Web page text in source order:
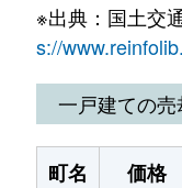
※出典：国土交
s://
一戸建ての売
町名 価格